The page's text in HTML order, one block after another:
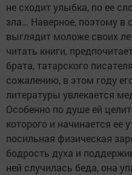
не сходит улыбка, по ее
зла… Наверное, поэтому в
выглядит моложе своих
читать книги,
брата, татарского
сожалению, в этом году
литературы увлекается
Особенно по душе ей
которого и начинается ее
посильная физическая
бодрость духа и
ней случилась беда, она